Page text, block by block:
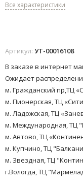
Все характеристики
Артикул: УТ-00016108
В заказе в интернет
Ожидает
м. Гражданский пр,ТЦ
м. Пионерская, ТЦ
м. Ладожская, ТЦ
м. Международная, ТЦ
м. Автово, ТЦ
м. Купчино, ТЦ
м. Звездная, ТЦ
г.Вологда, ТЦ